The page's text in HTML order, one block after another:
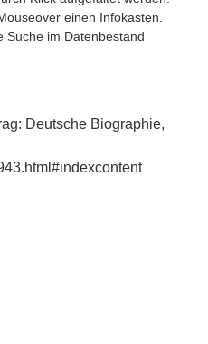
einen Infokasten.
Suche im Datenbestand
Deutsche Biographie,